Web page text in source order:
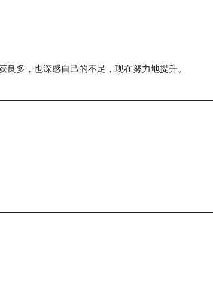
多，也深感自己的不足，现在努力地提升。